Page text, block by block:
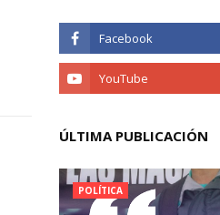
ÚLTIMA PUBLICACIÓN
POLÍTICA